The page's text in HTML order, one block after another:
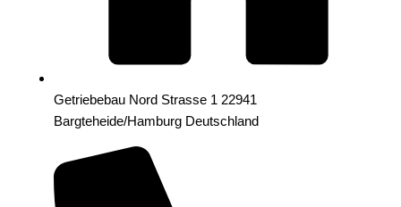
Getriebebau Nord Strasse 1 22941
Bargteheide/Hamburg Deutschland